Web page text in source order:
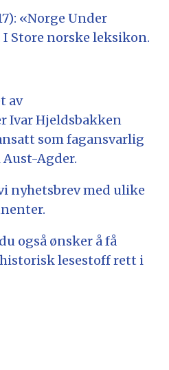
«Norge Under
Store norske leksikon.
av
Ivar Hjeldsbakken
som fagansvarlig
Agder.
nyhetsbrev med ulike
også ønsker å få
lesestoff rett i